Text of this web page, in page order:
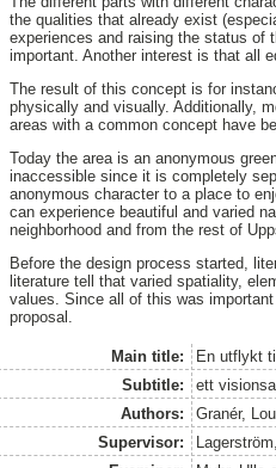
the qualities that already exist
experiences and raising the status of
important. Another interest is that all
The result of this concept is for
physically and visually. Additionally,
areas with a common concept have
Today the area is an anonymous
inaccessible since it is completely
anonymous character to a place to
can experience beautiful and varied
neighborhood and from the rest of
Before the design process started,
literature tell that varied spatiality,
values. Since all of this was
proposal.
Main title:
En utflykt
Subtitle:
ett
Authors:
Granér,
Supervisor: